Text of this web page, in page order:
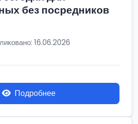
без посредников
16.06.2026
Подробнее